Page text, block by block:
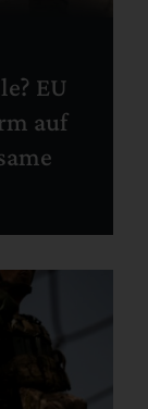
EU
auf